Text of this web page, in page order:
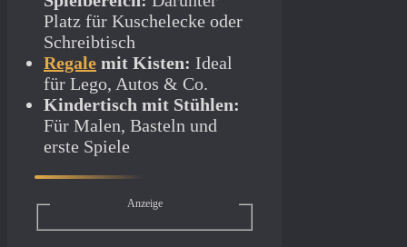
Platz für Kuschelecke oder
Schreibtisch
Regale mit Kisten: Ideal
für Lego, Autos & Co.
Kindertisch mit Stühlen:
Für Malen, Basteln und
erste Spiele
Anzeige